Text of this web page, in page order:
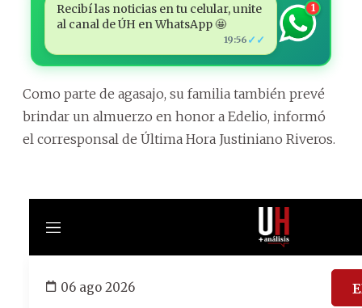
Recibí las noticias en tu celular, unite
al canal de ÚH en WhatsApp 🤩
19:56 ✓✓
1
Como parte de agasajo, su familia también prevé
brindar un almuerzo en honor a Edelio, informó
el corresponsal de Última Hora Justiniano Riveros.